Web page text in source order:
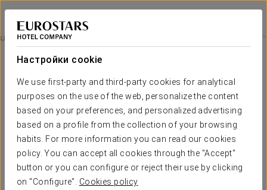
Настройки cookie
We use first-party and third-party cookies for analytical
purposes on the use of the web, personalize the content
based on your preferences, and personalized advertising
based on a profile from the collection of your browsing
habits. For more information you can read our cookies
policy. You can accept all cookies through the "Accept"
button or you can configure or reject their use by clicking
on "Configure". Cookies policy
Eurostars Oporto
ПОРТУ
Туристический Автобус
28 €